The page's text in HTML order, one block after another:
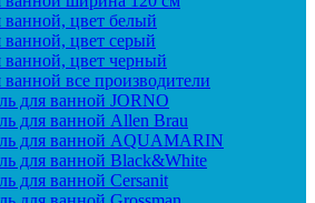
ванной, цвет белый
ванной, цвет серый
ванной, цвет черный
все производители
для ванной JORNO
для ванной Allen Brau
для ванной AQUAMARIN
для ванной Black&White
для ванной Cersanit